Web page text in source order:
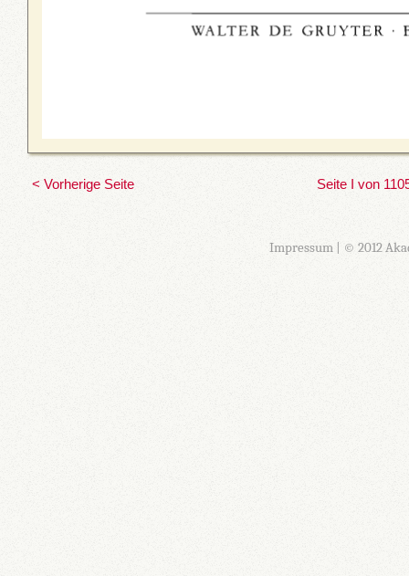
< Vorherige Seite Seite I von
Impressum| © 2012